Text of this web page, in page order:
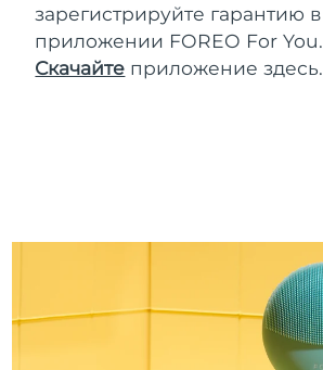
зарегистрируйте гарантию в
приложении FOREO For You.
Скачайте приложение здесь.